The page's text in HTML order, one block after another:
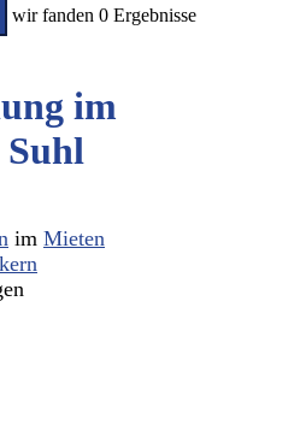
wir fanden 0 Ergebnisse
im
im Mieten